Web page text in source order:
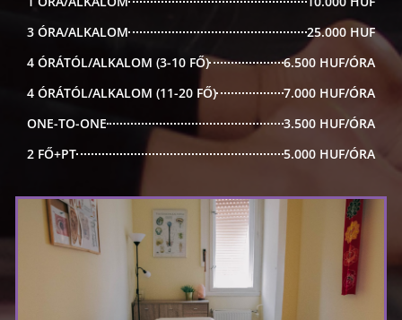
3 ÓRA/ALKALOM
25.000 HUF
4 ÓRÁTÓL/ALKALOM (3-10 FŐ)
6.500 HUF/ÓRA
4 ÓRÁTÓL/ALKALOM (11-20 FŐ)
7.000 HUF/ÓRA
ONE-TO-ONE
3.500 HUF/ÓRA
2 FŐ+PT
5.000 HUF/ÓRA